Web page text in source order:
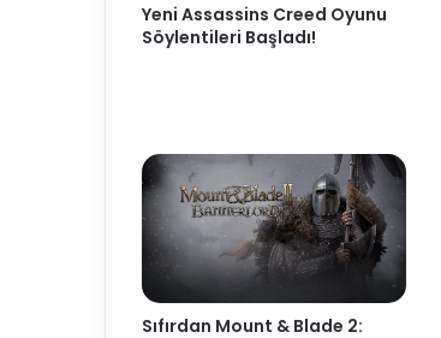
Yeni Assassins Creed Oyunu
Söylentileri Başladı!
Sıfırdan Mount & Blade 2: